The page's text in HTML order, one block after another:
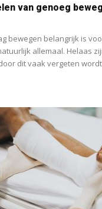
van genoeg
bewegen belangrijk is
allemaal. Helaas
dit vaak vergeten